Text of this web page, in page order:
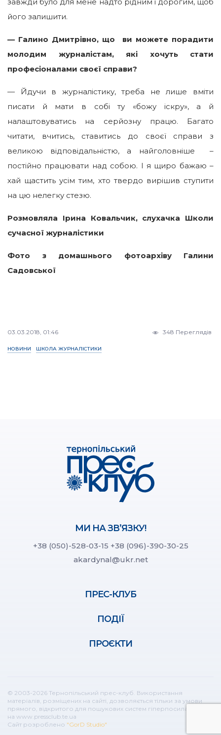
завжди було для мене надто рідним і дорогим, щоб
його залишити.
— Галино Дмитрівно, що ви можете порадити
молодим журналістам, які хочуть стати
професіоналами своєї справи?
— Йдучи в журналістику, треба не лише вміти
писати й мати в собі ту «божу іскру», а й
налаштовуватись на серйозну працю. Багато
читати, вчитись, ставитись до своєї справи з
великою відповідальністю, а найголовніше –
постійно працювати над собою. І я щиро бажаю –
хай щастить усім тим, хто твердо вирішив ступити
на цю нелегку стезю.
Розмовляла Ірина Ковальчик, слухачка Школи
сучасної журналістики
Фото з домашнього фотоархіву Галини
Садовської
03.03.2018, 01:46 348 Переглядів
НОВИНИ ШКОЛА ЖУРНАЛІСТИКИ
МИ НА ЗВ’ЯЗКУ!
+38 (050)-528-03-15 +38 (096)-390-30-25
akardynal@ukr.net
ПРЕС-КЛУБ
ПОДІЇ
ПРОЄКТИ
© 2003-2026 Тернопільський прес-клуб. Використання
матеріалів, розміщених на сайті, дозволяється тільки за умови
прямого, відкритого для пошукових систем гіперпосилання
на www.pressclub.te.ua
Сайт розроблено "GorD Studio"